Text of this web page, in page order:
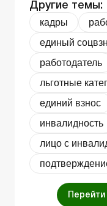
Другие темы:
кадры
единый
работодатель
льготные
единий взнос
инвалидность
лицо с